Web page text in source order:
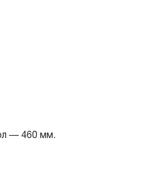
— 460 мм.